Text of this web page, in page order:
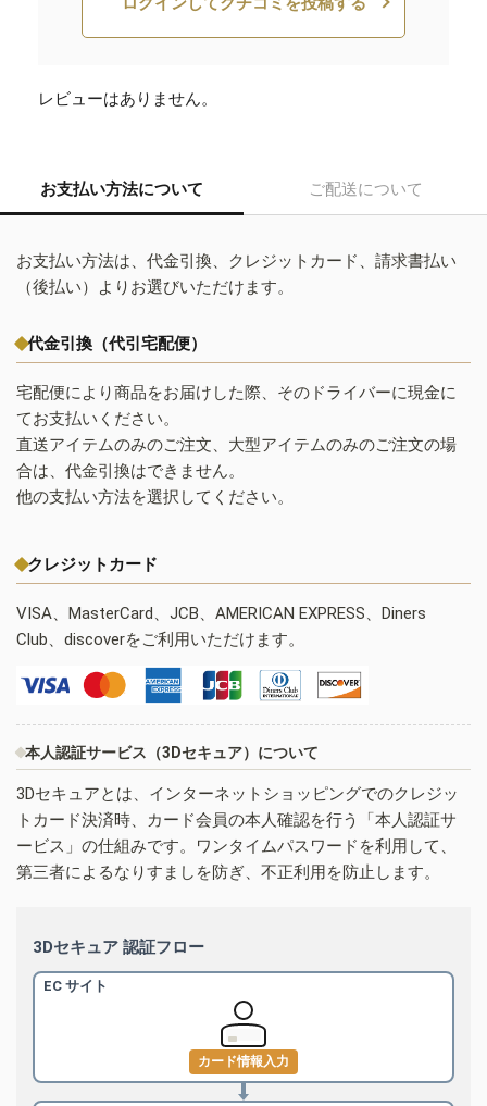
レビューはありません。
お支払い方法について ご配送について
お支払い方法は、代金引換、クレジットカード、請求書払い
（後払い）よりお選びいただけます。
代金引換（代引宅配便）
宅配便により商品をお届けした際、そのドライバーに現金に
てお支払いください。
直送アイテムのみのご注文、大型アイテムのみのご注文の場
合は、代金引換はできません。
他の支払い方法を選択してください。
クレジットカード
VISA、MasterCard、JCB、AMERICAN EXPRESS、Diners
Club、discoverをご利用いただけます。
本人認証サービス（3Dセキュア）について
3Dセキュアとは、インターネットショッピングでのクレジッ
トカード決済時、カード会員の本人確認を行う「本人認証サ
ービス」の仕組みです。ワンタイムパスワードを利用して、
第三者によるなりすましを防ぎ、不正利用を防止します。
3Dセキュア 認証フロー
EC サイト
カード情報入力